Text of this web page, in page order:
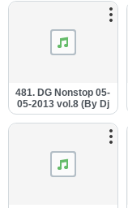
481. DG Nonstop 05-
05-2013 vol.8 (By Dj
Gonchix).mp3